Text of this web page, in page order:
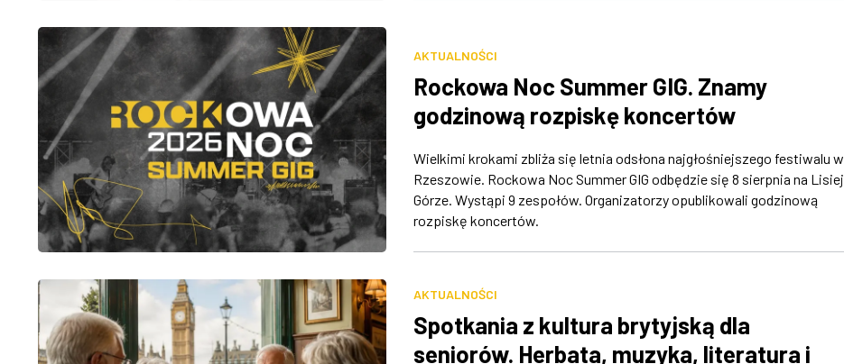
AKTUALNOŚCI
Rockowa Noc Summer GIG. Znamy
godzinową rozpiskę koncertów
Wielkimi krokami zbliża się letnia odsłona najgłośniejszego festiwalu w
Rzeszowie. Rockowa Noc Summer GIG odbędzie się 8 sierpnia na Lisiej
Górze. Wystąpi 9 zespołów. Organizatorzy opublikowali godzinową
rozpiskę koncertów.
AKTUALNOŚCI
Spotkania z kultura brytyjską dla
seniorów. Herbata, muzyka, literatura i